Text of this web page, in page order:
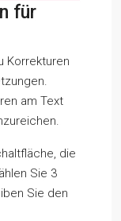
für
Korrekturen
am Text
die
Sie 3
Sie den